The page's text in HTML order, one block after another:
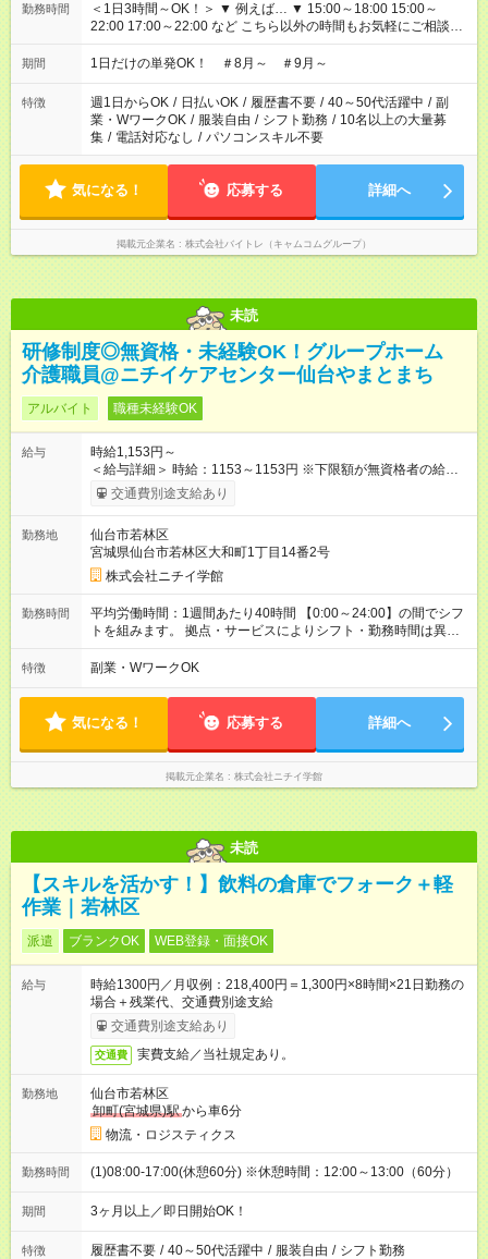
勤務時間
＜1日3時間～OK！＞ ▼ 例えば… ▼ 15:00～18:00 15:00～
22:00 17:00～22:00 など こちら以外の時間もお気軽にご相談く
ださい！
期間 1日だけの単発OK！ ＃8月～ ＃9月～
特徴 週1日からOK / 日払いOK / 履歴書不要 / 40～50代活躍中 / 副
業・WワークOK / 服装自由 / シフト勤務 / 10名以上の大量募
集 / 電話対応なし / パソコンスキル不要
気になる！ 応募する 詳細へ
掲載元企業名 株式会社バイトレ（キャムコムグループ）
未読
研修制度◎無資格・未経験OK！グループホーム
介護職員@ニチイケアセンター仙台やまとまち
アルバイト 職種未経験OK
給与
時給1,153円～
＜給与詳細＞ 時給：1153～1153円 ※下限額が無資格者の給与
です。 【試用期間】試用期間あり 試用期間の長さ：3ヶ月 雇用
形態、給与は本採用時と同じです。
交通費別途支給あり
勤務地
仙台市若林区
宮城県仙台市若林区大和町1丁目14番2号
株式会社ニチイ学館
勤務時間
平均労働時間：1週間あたり40時間 【0:00～24:00】の間でシフ
トを組みます。 拠点・サービスによりシフト・勤務時間は異な
ります。 ＜シフト例＞ 早番：7:30～16:30 日勤：9:00～18:00
遅番：10:30～19:30 夜勤：16:30～翌9:30 ※上記は一例です。
たり40時間 【0:00～24:00】の間でシフトを組みます。 拠点・
サービスによりシフト・勤務時間は異なります。 ＜シフト例＞
早番：7:30～16:30 日勤：9:00～18:00 遅番：10:30～19:30 夜
勤：16:30～翌9:30 ※上記は一例です。 ※勤務日数や時間帯はご
相談ください。
特徴 副業・WワークOK
気になる！ 応募する 詳細へ
掲載元企業名 株式会社ニチイ学館
未読
【スキルを活かす！】飲料の倉庫でフォーク＋軽
作業｜若林区
派遣 ブランクOK WEB登録・面接OK
給与
時給1300円／月収例：218,400円＝1,300円×8時間×21日勤務の
場合＋残業代、交通費別途支給
交通費別途支給あり
交通費 実費支給／当社規定あり。
勤務地
仙台市若林区
卸町(宮城県)駅から車6分
物流・ロジスティクス
勤務時間 (1)08:00-17:00(休憩60分) ※休憩時間：12:00～13:00（60分）
期間 3ヶ月以上／即日開始OK！
特徴 履歴書不要 / 40～50代活躍中 / 服装自由 / シフト勤務